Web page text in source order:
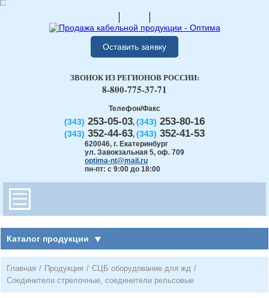
Оставить заявку
Телефон/Факс
(343) 253-05-03, (343) 253-80-16
(343) 352-44-63, (343) 352-41-53
620046, г. Екатеринбург
ул. Завокзальная 5, оф. 709
optima-nt@mail.ru
пн-пт: с 9:00 до 18:00
ЗВОНОК ИЗ РЕГИОНОВ РОССИИ:
8-800-775-37-71
Каталог продукции
Главная / Продукция / СЦБ оборудование для жд /
Соединители стрелочные, соединители рельсовые